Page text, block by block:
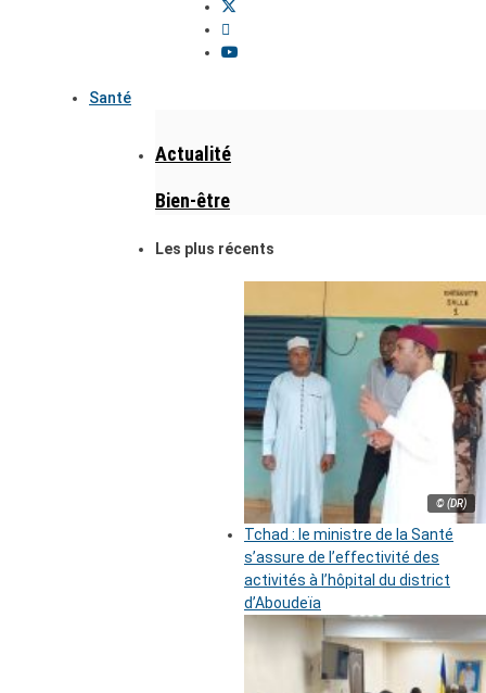
Santé
Actualité
Bien-être
Les plus récents
© (DR)
Tchad : le ministre de la Santé
s’assure de l’effectivité des
activités à l’hôpital du district
d’Aboudeïa